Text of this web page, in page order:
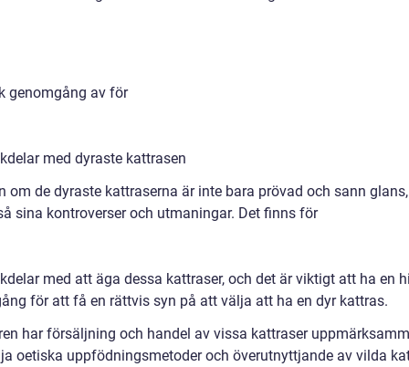
genomgång av för
med dyraste kattrasen
om de dyraste kattraserna är inte bara prövad och sann
sina kontroverser och utmaningar. Det finns för
med att äga dessa kattraser, och det är viktigt att ha en
för att få en rättvis syn på att välja att ha en dyr kattras.
har försäljning och handel av vissa kattraser
oetiska uppfödningsmetoder och överutnyttjande av vilda